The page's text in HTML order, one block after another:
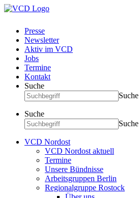
Presse
Newsletter
Aktiv im VCD
Jobs
Termine
Kontakt
Suche
Suche
Suche
Suche
VCD Nordost
VCD Nordost aktuell
Termine
Unsere Bündnisse
Arbeitsgruppen Berlin
Regionalgruppe Rostock